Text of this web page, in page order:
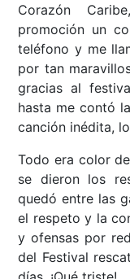
Corazón
promoción un
teléfono y me
por tan
gracias al
hasta me contó
canción inédita,
Todo era color
se dieron los
quedó entre las
el respeto y la
y ofensas por
del Festival